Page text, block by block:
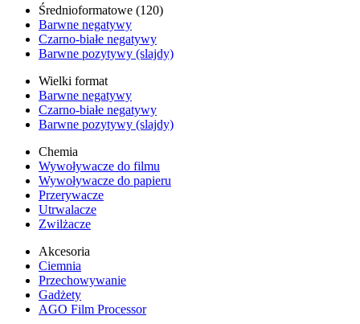
Średnioformatowe (120)
Barwne negatywy
Czarno-białe negatywy
Barwne pozytywy (slajdy)
Wielki format
Barwne negatywy
Czarno-białe negatywy
Barwne pozytywy (slajdy)
Chemia
Wywoływacze do filmu
Wywoływacze do papieru
Przerywacze
Utrwalacze
Zwilżacze
Akcesoria
Ciemnia
Przechowywanie
Gadżety
AGO Film Processor